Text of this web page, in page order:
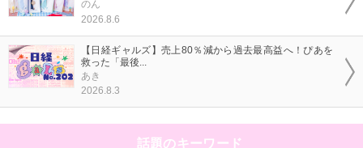
のん
2026.8.6
【日経ギャルズ】売上80％減から過去最高益へ！ぴあを
救った「最後...
あき
2026.8.3
話題のキーワード